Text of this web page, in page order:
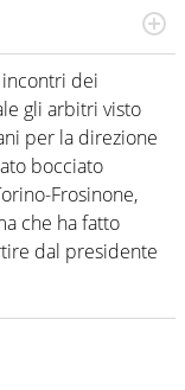
manifestazioni
Esperienza,
Si occupa
dei
gli arbitri visto
per la direzione
bocciato
Frosinone,
che ha fatto
dal presidente